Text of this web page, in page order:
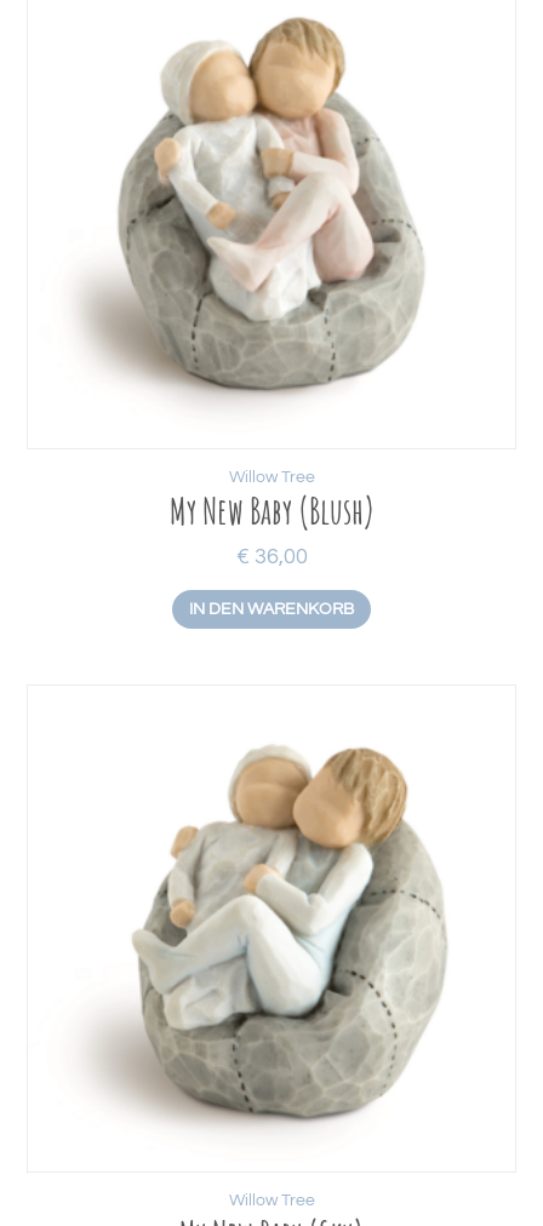
My New Baby (Blush)
€ 36,00
IN DEN WARENKORB
Willow Tree
Willow Tree